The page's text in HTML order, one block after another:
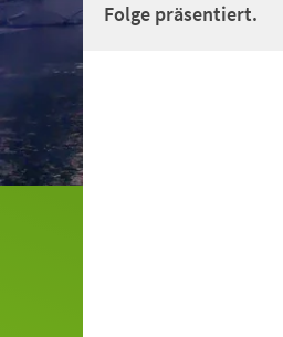
Folge präsentiert.